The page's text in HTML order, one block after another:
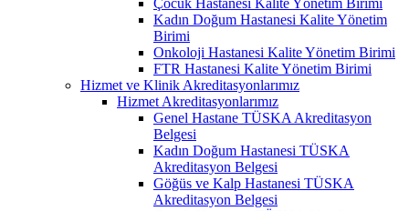
Kadın Doğum Hastanesi Kalite Yönetim
Birimi
Onkoloji Hastanesi Kalite Yönetim Birimi
FTR Hastanesi Kalite Yönetim Birimi
Hizmet ve Klinik Akreditasyonlarımız
Hizmet Akreditasyonlarımız
Genel Hastane TÜSKA Akreditasyon
Belgesi
Kadın Doğum Hastanesi TÜSKA
Akreditasyon Belgesi
Göğüs ve Kalp Hastanesi TÜSKA
Akreditasyon Belgesi